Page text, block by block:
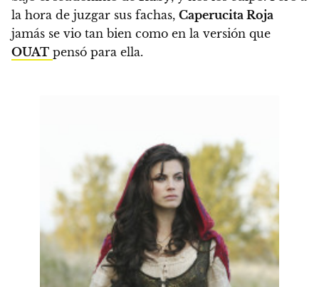
la hora de juzgar sus fachas, Caperucita Roja
jamás se vio tan bien como en la versión que
OUAT pensó para ella.